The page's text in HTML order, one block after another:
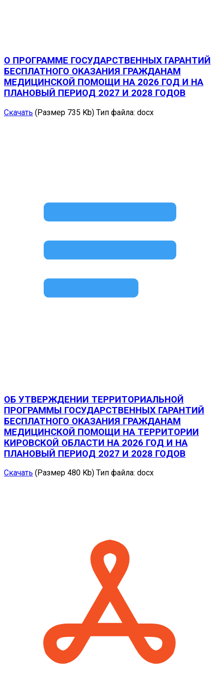
О ПРОГРАММЕ ГОСУДАРСТВЕННЫХ ГАРАНТИЙ
БЕСПЛАТНОГО ОКАЗАНИЯ ГРАЖДАНАМ
МЕДИЦИНСКОЙ ПОМОЩИ НА 2026 ГОД И НА
ПЛАНОВЫЙ ПЕРИОД 2027 И 2028 ГОДОВ
Скачать (Размер 735 Kb) Тип файла: docx
ОБ УТВЕРЖДЕНИИ ТЕРРИТОРИАЛЬНОЙ
ПРОГРАММЫ ГОСУДАРСТВЕННЫХ ГАРАНТИЙ
БЕСПЛАТНОГО ОКАЗАНИЯ ГРАЖДАНАМ
МЕДИЦИНСКОЙ ПОМОЩИ НА ТЕРРИТОРИИ
КИРОВСКОЙ ОБЛАСТИ НА 2026 ГОД И НА
ПЛАНОВЫЙ ПЕРИОД 2027 И 2028 ГОДОВ
Скачать (Размер 480 Kb) Тип файла: docx